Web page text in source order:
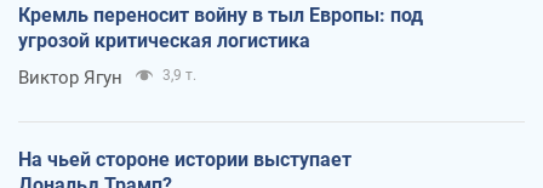
Кремль переносит войну в тыл Европы: под
угрозой критическая логистика
Виктор Ягун 3,9 т.
На чьей стороне истории выступает